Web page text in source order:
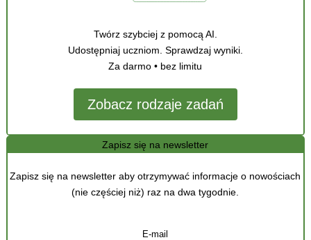
Twórz szybciej z pomocą AI.
Udostępniaj uczniom. Sprawdzaj wyniki.
Za darmo • bez limitu
Zobacz rodzaje zadań
Zapisz się na newsletter
Zapisz się na newsletter aby otrzymywać informacje o nowościach
(nie częściej niż) raz na dwa tygodnie.
E-mail